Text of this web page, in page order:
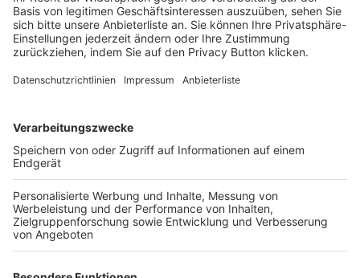
Login SpielPlus
FOLGE DEM BFV
TOP-VEREINE
TOP-PARTNER